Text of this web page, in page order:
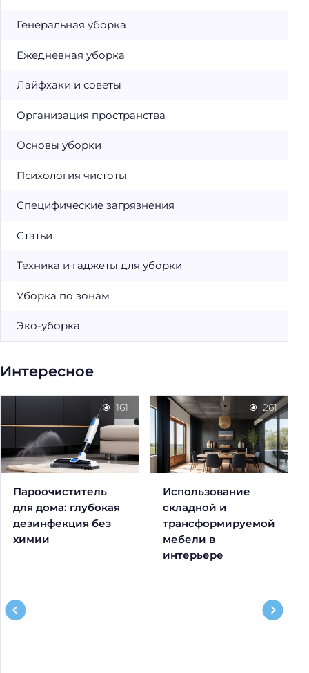
Генеральная уборка
Ежедневная уборка
Лайфхаки и советы
Организация пространства
Основы уборки
Психология чистоты
Специфические загрязнения
Статьи
Техника и гаджеты для уборки
Уборка по зонам
Эко-уборка
Интересное
Пароочиститель
для дома: глубокая
дезинфекция без
химии
161
Использование
складной и
трансформируемой
мебели в
интерьере
261